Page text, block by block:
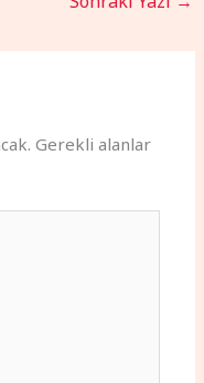
Gerekli alanlar